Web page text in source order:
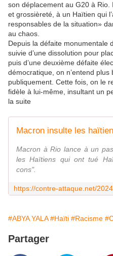
son déplacement au G20 à Rio.
et grossièreté, à un Haïtien qui
responsables de la situation»
au chaos.
Depuis la défaite monumentale
suivie d’une dissolution pour
puis d’une deuxième défaite
démocratique, on n’entend plus
publiquement. Cette fois, on le
fidèle à lui-même, insultant un
la suite
Macron à Rio lance à un
les Haïtiens qui ont tué
cons".
#ABYA YALA #Haïti #Racisme
Partager